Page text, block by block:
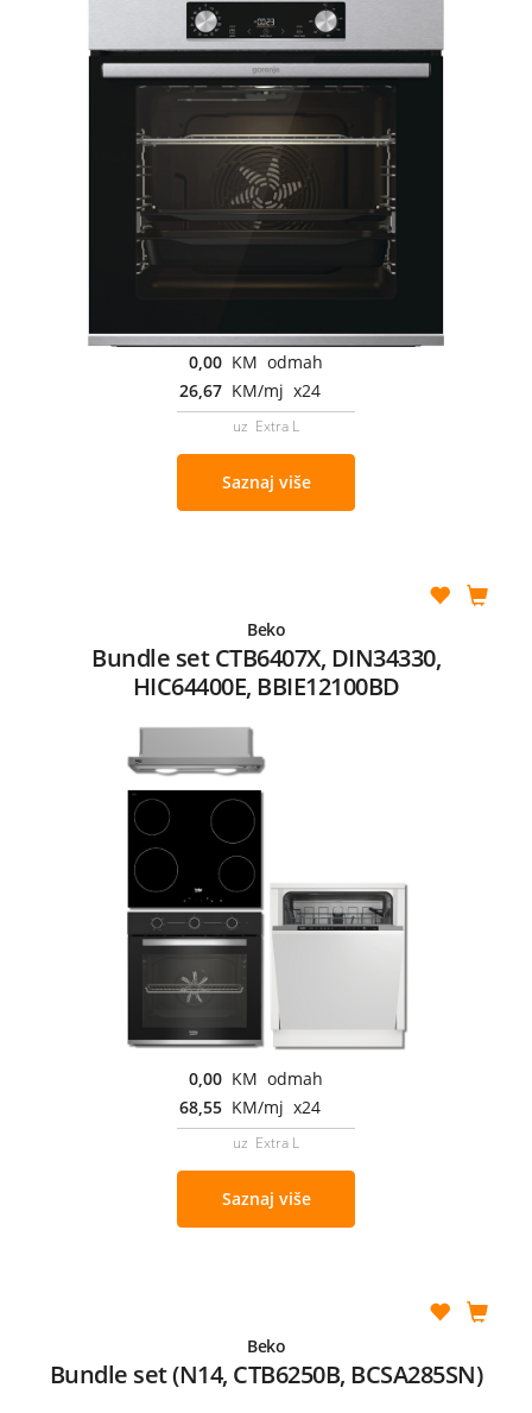
0,00 KM odmah
26,67 KM/mj x24
uz Extra L
Saznaj više
Beko
Bundle set CTB6407X, DIN34330,
HIC64400E, BBIE12100BD
0,00 KM odmah
68,55 KM/mj x24
uz Extra L
Saznaj više
Beko
Bundle set (N14, CTB6250B, BCSA285SN)